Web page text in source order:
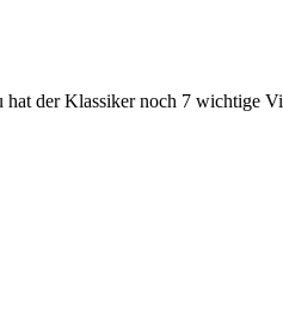
der Klassiker noch 7 wichtige